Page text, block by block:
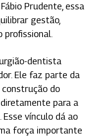
Prudente, essa
gestão,
profissional.
dentista
Ele faz parte da
do
para a
vínculo dá ao
força importante